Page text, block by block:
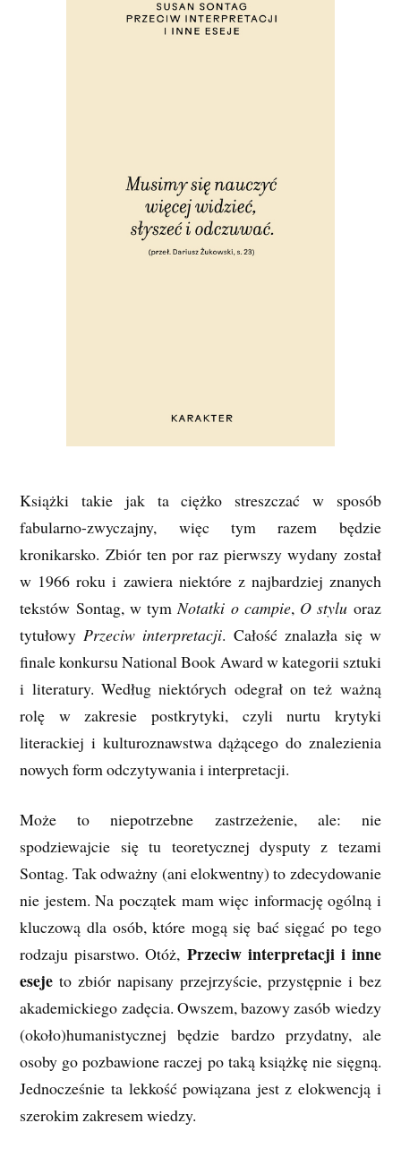
Książki takie jak ta ciężko streszczać w sposób
fabularno-zwyczajny, więc tym razem będzie
kronikarsko. Zbiór ten por raz pierwszy wydany został
w 1966 roku i zawiera niektóre z najbardziej znanych
tekstów Sontag, w tym Notatki o campie, O stylu oraz
tytułowy Przeciw interpretacji. Całość znalazła się w
finale konkursu National Book Award w kategorii sztuki
i literatury. Według niektórych odegrał on też ważną
rolę w zakresie postkrytyki, czyli nurtu krytyki
literackiej i kulturoznawstwa dążącego do znalezienia
nowych form odczytywania i interpretacji.
Może to niepotrzebne zastrzeżenie, ale: nie
spodziewajcie się tu teoretycznej dysputy z tezami
Sontag. Tak odważny (ani elokwentny) to zdecydowanie
nie jestem. Na początek mam więc informację ogólną i
kluczową dla osób, które mogą się bać sięgać po tego
rodzaju pisarstwo. Otóż, Przeciw interpretacji i inne
eseje to zbiór napisany przejrzyście, przystępnie i bez
akademickiego zadęcia. Owszem, bazowy zasób wiedzy
(około)humanistycznej będzie bardzo przydatny, ale
osoby go pozbawione raczej po taką książkę nie sięgną.
Jednocześnie ta lekkość powiązana jest z elokwencją i
szerokim zakresem wiedzy.